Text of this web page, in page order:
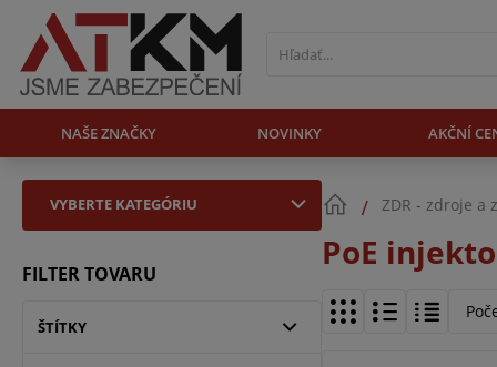
NAŠE ZNAČKY NOVINKY AKČNÍ
VYBERTE KATEGÓRIU
FILTER TOVARU
ŠTÍTKY
ZDR - zdroje a
PoE